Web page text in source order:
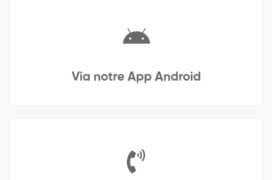
Via notre App Android